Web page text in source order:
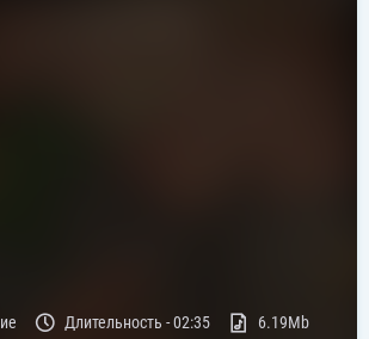
Длительность -02:35
6.19Mb